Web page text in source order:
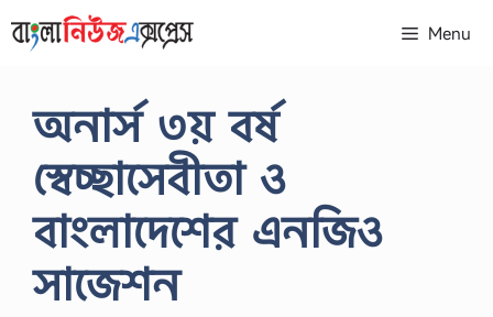
to
Menu
অনার্স ৩য় বর্ষ
স্বেচ্ছাসেবীতা ও
বাংলাদেশের এনজিও
সাজেশন